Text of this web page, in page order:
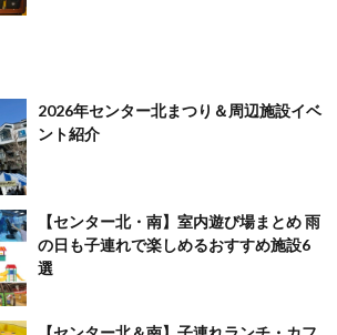
2026年センター北まつり＆周辺施設イベ
ント紹介
【センター北・南】室内遊び場まとめ 雨
の日も子連れで楽しめるおすすめ施設6
選